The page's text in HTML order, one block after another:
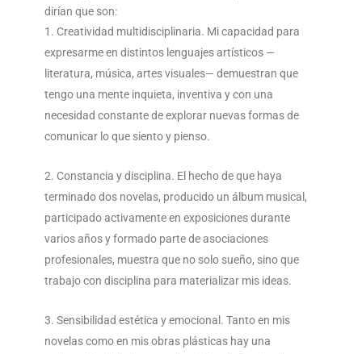
dirían que son:
Creatividad multidisciplinaria. Mi capacidad para
expresarme en distintos lenguajes artísticos —
literatura, música, artes visuales— demuestran que
tengo una mente inquieta, inventiva y con una
necesidad constante de explorar nuevas formas de
comunicar lo que siento y pienso.
Constancia y disciplina. El hecho de que haya
terminado dos novelas, producido un álbum musical,
participado activamente en exposiciones durante
varios años y formado parte de asociaciones
profesionales, muestra que no solo sueño, sino que
trabajo con disciplina para materializar mis ideas.
Sensibilidad estética y emocional. Tanto en mis
novelas como en mis obras plásticas hay una